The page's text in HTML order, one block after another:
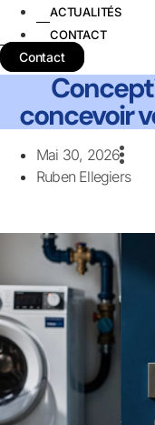
ACTUALITÉS
CONTACT
Contact
concevoir
Mai 30, 2026
Ruben Ellegiers